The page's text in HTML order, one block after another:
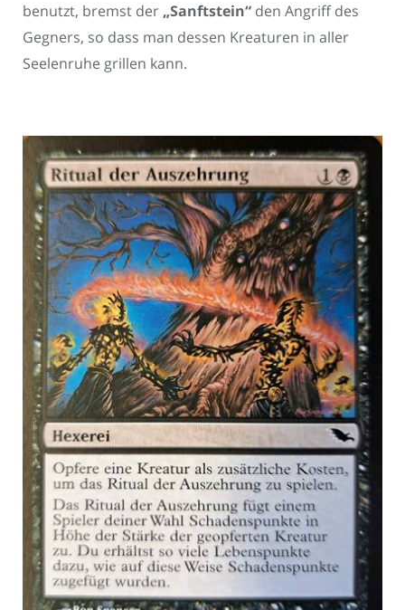
benutzt, bremst der „Sanftstein“ den Angriff des
Gegners, so dass man dessen Kreaturen in aller
Seelenruhe grillen kann.